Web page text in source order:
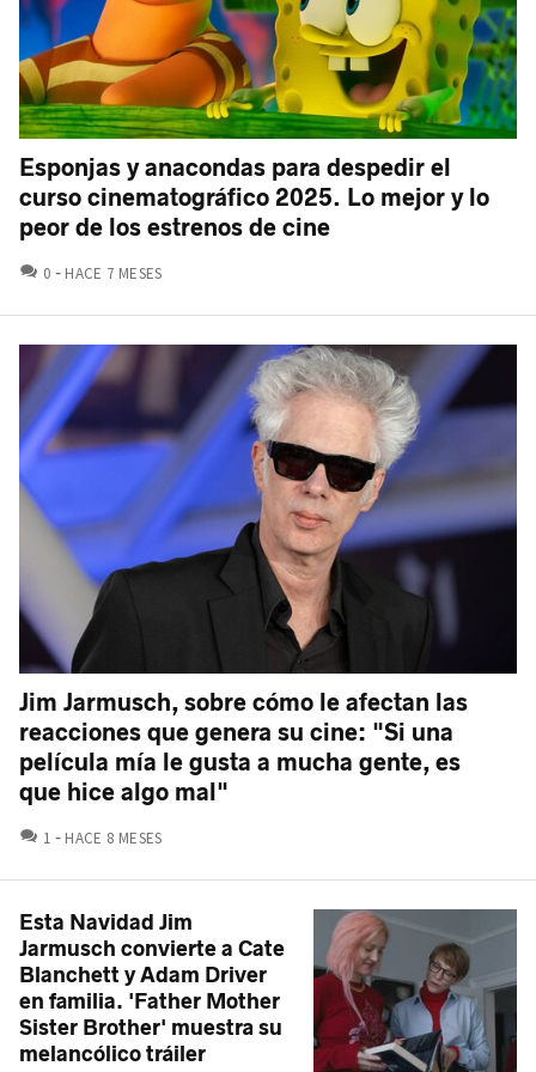
Esponjas y anacondas para despedir el
curso cinematográfico 2025. Lo mejor y lo
peor de los estrenos de cine
0 COMENTARIOS
HACE 7 MESES
Jim Jarmusch, sobre cómo le afectan las
reacciones que genera su cine: "Si una
película mía le gusta a mucha gente, es
que hice algo mal"
1 COMENTARIOS
HACE 8 MESES
Esta Navidad Jim
Jarmusch convierte a Cate
Blanchett y Adam Driver
en familia. 'Father Mother
Sister Brother' muestra su
melancólico tráiler